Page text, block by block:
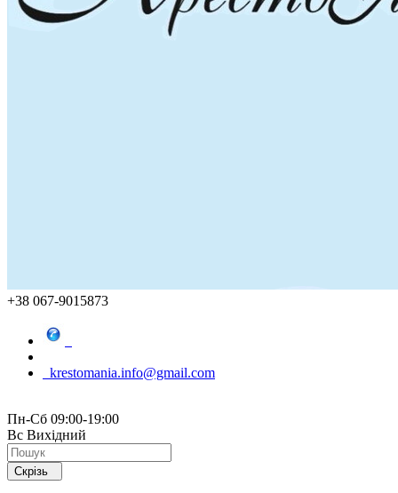
+38 067-9015873
krestomania.info@gmail.com
Пн-Сб 09:00-19:00
Вс Вихідний
Скрізь